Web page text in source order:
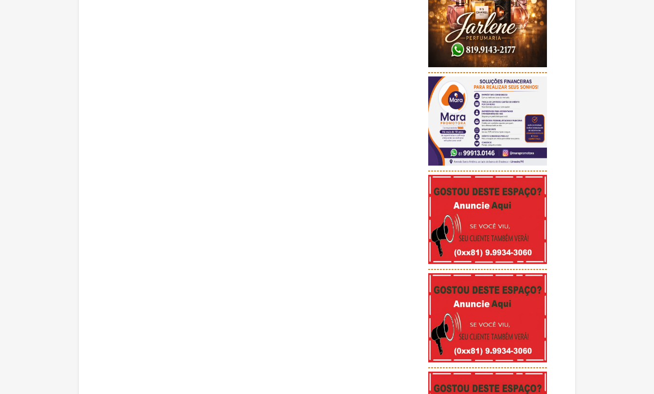
-----------------------------------------
-----------------------------------------
-----------------------------------------
-----------------------------------------